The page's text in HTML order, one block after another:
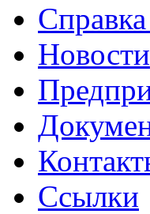
Новости
Ссылки